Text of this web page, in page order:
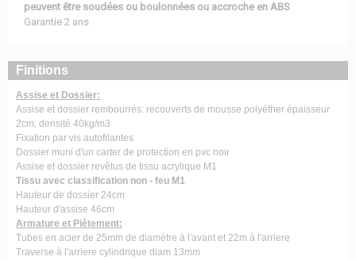
peuvent être soudées ou boulonnées ou accroche en ABS
Garantie 2 ans
Finitions
Assise et Dossier:
Assise et dossier rembourrés: recouverts de mousse polyéther épaisseur
2cm, densité 40kg/m3
Fixation par vis autofilantes
Dossier muni d'un carter de protection en pvc noir
Assise et dossier revêtus de tissu acrylique M1
Tissu avec classification non - feu M1
Hauteur de dossier 24cm
Hauteur d'assise 46cm
Armature et Piètement:
Tubes en acier de 25mm de diamètre à l'avant et 22m à l'arriere
Traverse à l'arriere cylindrique diam 13mm